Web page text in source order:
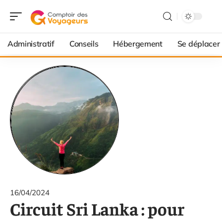
Administratif Conseils Hébergement Se déplacer
16/04/2024
Circuit Sri Lanka : pour